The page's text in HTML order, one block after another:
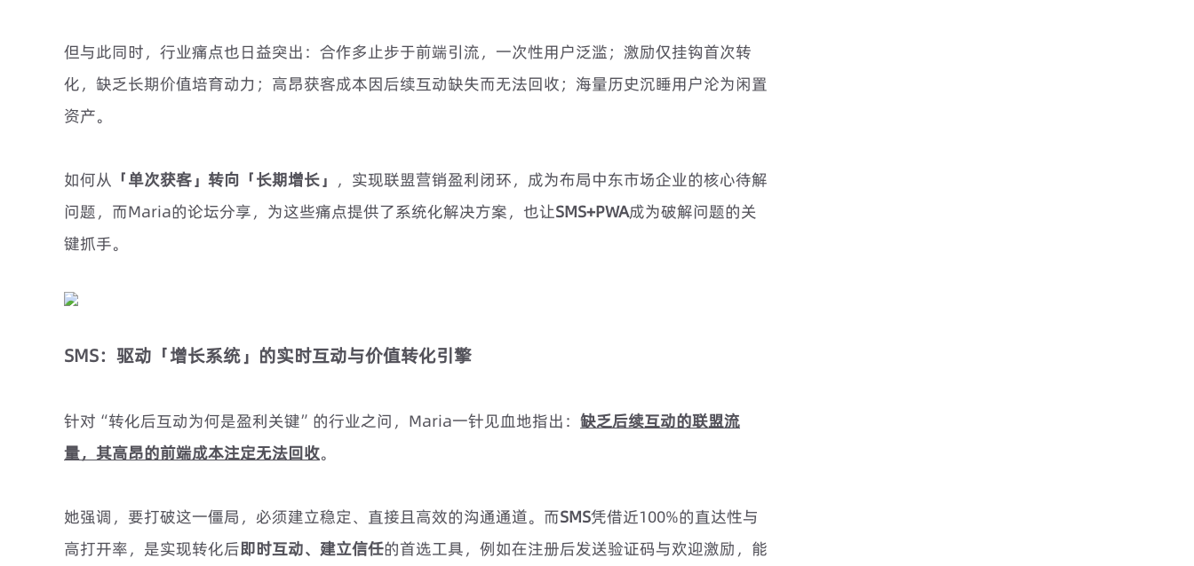
但与此同时，行业痛点也日益突出：合作多止步于前端引流，一次性用户泛滥；激励仅挂钩首次转
化，缺乏长期价值培育动力；高昂获客成本因后续互动缺失而无法回收；海量历史沉睡用户沦为闲置
资产。
如何从 「单次获客」转向「长期增长」 ，实现联盟营销盈利闭环，成为布局中东市场企业的核心待解
问题，而Maria的论坛分享，为这些痛点提供了系统化解决方案，也让SMS+PWA成为破解问题的关
键抓手。
SMS：驱动「增长系统」的实时互动与价值转化引擎
针对“转化后互动为何是盈利关键”的行业之问，Maria一针见血地指出： 缺乏后续互动的联盟流
量，其高昂的前端成本注定无法回收。
她强调，要打破这一僵局，必须建立稳定、直接且高效的沟通通道。而SMS凭借近100%的直达性与
高打开率，是实现转化后即时互动、建立信任的首选工具，例如在注册后发送验证码与欢迎激励，能